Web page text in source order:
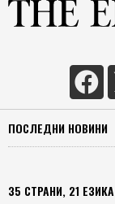
ПОСЛЕДНИ НОВИНИ
35 СТРАНИ, 21 ЕЗИКА